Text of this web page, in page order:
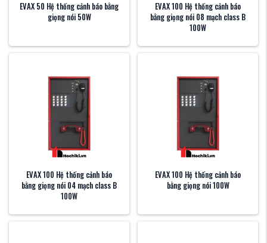
EVAX 50 Hệ thống cảnh báo bằng
giọng nói 50W
EVAX 100 Hệ thống cảnh báo
bằng giọng nói 08 mạch class B
100W
EVAX 100 Hệ thống cảnh báo
bằng giọng nói 04 mạch class B
100W
EVAX 100 Hệ thống cảnh báo
bằng giọng nói 100W